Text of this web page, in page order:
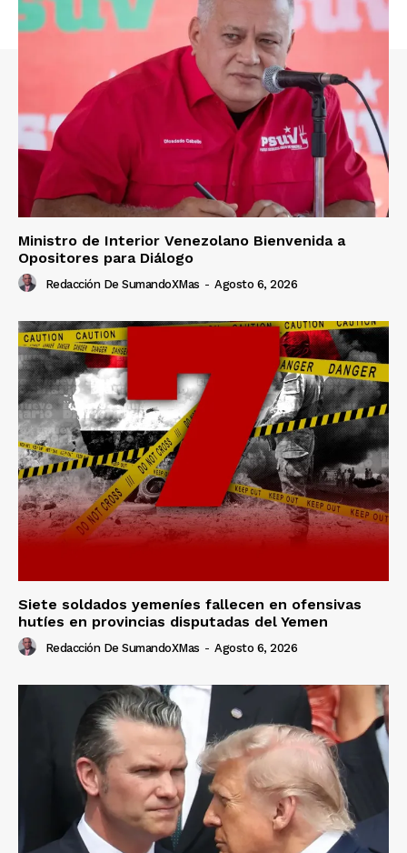
Ministro de Interior Venezolano Bienvenida a
Opositores para Diálogo
Redacción De SumandoXMas - Agosto 6, 2026
Siete soldados yemeníes fallecen en ofensivas
hutíes en provincias disputadas del Yemen
Redacción De SumandoXMas - Agosto 6, 2026